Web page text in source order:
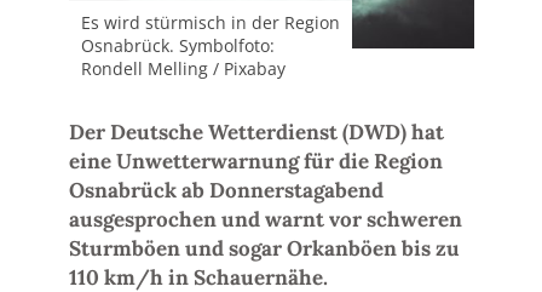
Es wird stürmisch in der Region
Osnabrück. Symbolfoto:
Rondell Melling / Pixabay
Der Deutsche Wetterdienst (DWD) hat
eine Unwetterwarnung für die Region
Osnabrück ab Donnerstagabend
ausgesprochen und warnt vor schweren
Sturmböen und sogar Orkanböen bis zu
110 km/h in Schauernähe.